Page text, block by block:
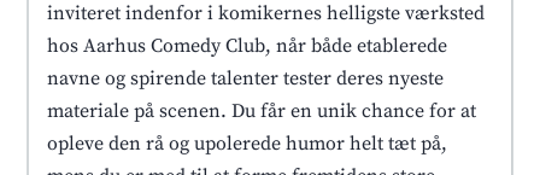
inviteret indenfor i komikernes helligste værksted
hos Aarhus Comedy Club, når både etablerede
navne og spirende talenter tester deres nyeste
materiale på scenen. Du får en unik chance for at
opleve den rå og upolerede humor helt tæt på,